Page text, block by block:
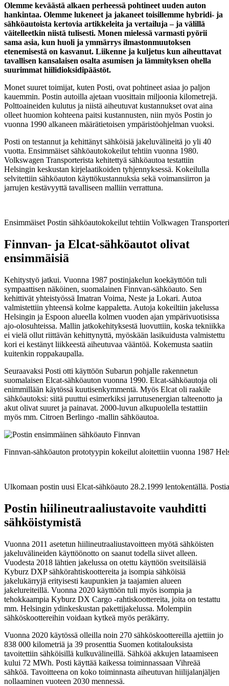
Olemme keväästä alkaen perheessä pohtineet uuden auton
hankintaa. Olemme lukeneet ja jakaneet toisillemme hybridi- ja
sähköautoista kertovia artikkeleita ja vertailuja – ja välillä
väitelleetkin niistä tulisesti. Monen mielessä varmasti pyörii
sama asia, kun huoli ja ymmärrys ilmastonmuutoksen
etenemisestä on kasvanut. Liikenne ja kuljetus kun aiheuttavat
tavallisen kansalaisen osalta asumisen ja lämmityksen ohella
suurimmat hiilidioksidipäästöt.
Monet suuret toimijat, kuten Posti, ovat pohtineet asiaa jo paljon
kauemmin. Postin autoilla ajetaan vuosittain miljoonia kilometrejä.
Polttoaineiden kulutus ja niistä aiheutuvat kustannukset ovat aina
olleet huomion kohteena paitsi kustannusten, niin myös Postin jo
vuonna 1990 alkaneen määrätietoisen ympäristöohjelman vuoksi.
Posti on testannut ja kehittänyt sähköisiä jakeluvälineitä jo yli 40
vuotta. Ensimmäiset sähköautokokeilut tehtiin vuonna 1980.
Volkswagen Transporterista kehitettyä sähköautoa testattiin
Helsingin keskustan kirjelaatikoiden tyhjennyksessä. Kokeilulla
selvitettiin sähköauton käyttökustannuksia sekä voimansiirron ja
jarrujen kestävyyttä tavalliseen malliin verrattuna.
Ensimmäiset Postin sähköautokokeilut tehtiin Volkwagen
Finnvan- ja Elcat-sähköautot olivat
ensimmäisiä
Kehitystyö jatkui. Vuonna 1987 postinjakelun koekäyttöön tuli
sympaattisen näköinen, suomalainen Finnvan-sähköauto. Sen
kehittivät yhteistyössä Imatran Voima, Neste ja Lokari. Autoa
valmistettiin yhteensä kolme kappaletta. Autoja kokeiltiin jakelussa
Helsingin ja Espoon alueella kolmen vuoden ajan ympärivuotisissa
ajo-olosuhteissa. Mallin jatkokehityksestä luovuttiin, koska tekniikka
ei vielä ollut riittävän kehittynyttä, myöskään lasikuidusta valmistettu
kori ei kestänyt liikkeestä aiheutuvaa vääntöä. Kokemusta saatiin
kuitenkin roppakaupalla.
Seuraavaksi Posti otti käyttöön Subarun pohjalle rakennetun
suomalaisen Elcat-sähköauton vuonna 1990. Elcat-sähköautoja oli
enimmillään käytössä kuutisenkymmentä. Myös Elcat oli raakile
sähköautoksi: siitä puuttui esimerkiksi jarrutusenergian talteenotto ja
akut olivat suuret ja painavat. 2000-luvun alkupuolella testattiin
myös mm. Citroen Berlingo -mallin sähköautoa.
Finnvan-sähköauton prototyypin kokeilut aloitettiin vuonna 1987
Ulkomaan postin uusi Elcat-sähköauto 28.2.1999 lentokentällä.
Postin hiilineutraaliustavoite vauhditti
sähköistymistä
Vuonna 2011 asetetun hiilineutraaliustavoitteen myötä sähköisten
jakeluvälineiden käyttöönotto on saanut todella siivet alleen.
Vuodesta 2018 lähtien jakelussa on otettu käyttöön sveitsiläisiä
Kyburz DXP sähkörahtiskoottereita ja isompia sähköisiä
jakelukärryjä erityisesti kaupunkien ja taajamien alueen
jakelureiteillä. Vuonna 2020 käyttöön tuli myös isompia ja
tehokkaampia Kyburz DX Cargo -rahtiskoottereita, joita on testattu
mm. Helsingin ydinkeskustan pakettijakelussa. Molempiin
sähköskoottereihin voidaan kytkeä myös peräkärry.
Vuonna 2020 käytössä olleilla noin 270 sähköskoottereilla ajettiin jo
838 000 kilometriä ja 39 prosenttia Suomen kotitalouksista
tavoitettiin sähköisillä kulkuvälineillä. Sähköä akkujen lataamiseen
kului 72 MWh. Posti käyttää kaikessa toiminnassaan Vihreää
sähköä. Tavoitteena on koko toiminnasta aiheutuvan hiilijalanjäljen
nollaaminen vuoteen 2030 mennessä.